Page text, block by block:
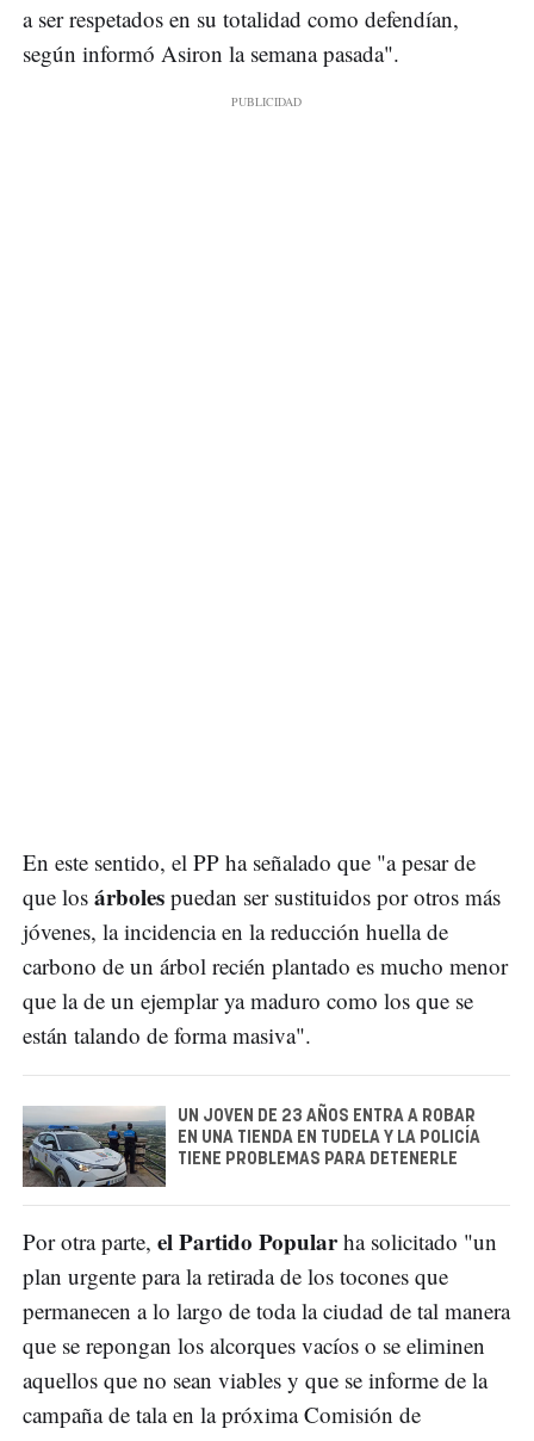
a ser respetados en su totalidad como defendían,
según informó Asiron la semana pasada".
En este sentido, el PP ha señalado que "a pesar de
que los árboles puedan ser sustituidos por otros más
jóvenes, la incidencia en la reducción huella de
carbono de un árbol recién plantado es mucho menor
que la de un ejemplar ya maduro como los que se
están talando de forma masiva".
UN JOVEN DE 23 AÑOS ENTRA A ROBAR
EN UNA TIENDA EN TUDELA Y LA POLICÍA
TIENE PROBLEMAS PARA DETENERLE
Por otra parte, el Partido Popularha solicitado "un
plan urgente para la retirada de los tocones que
permanecen a lo largo de toda la ciudad de tal manera
que se repongan los alcorques vacíos o se eliminen
aquellos que no sean viables y que se informe de la
campaña de tala en la próxima Comisión de